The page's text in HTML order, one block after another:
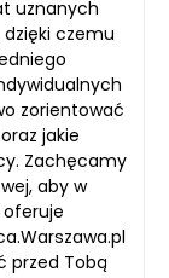
uznanych
czemu
zorientować
jakie
Zachęcamy
aby w
oferuje
przed Tobą